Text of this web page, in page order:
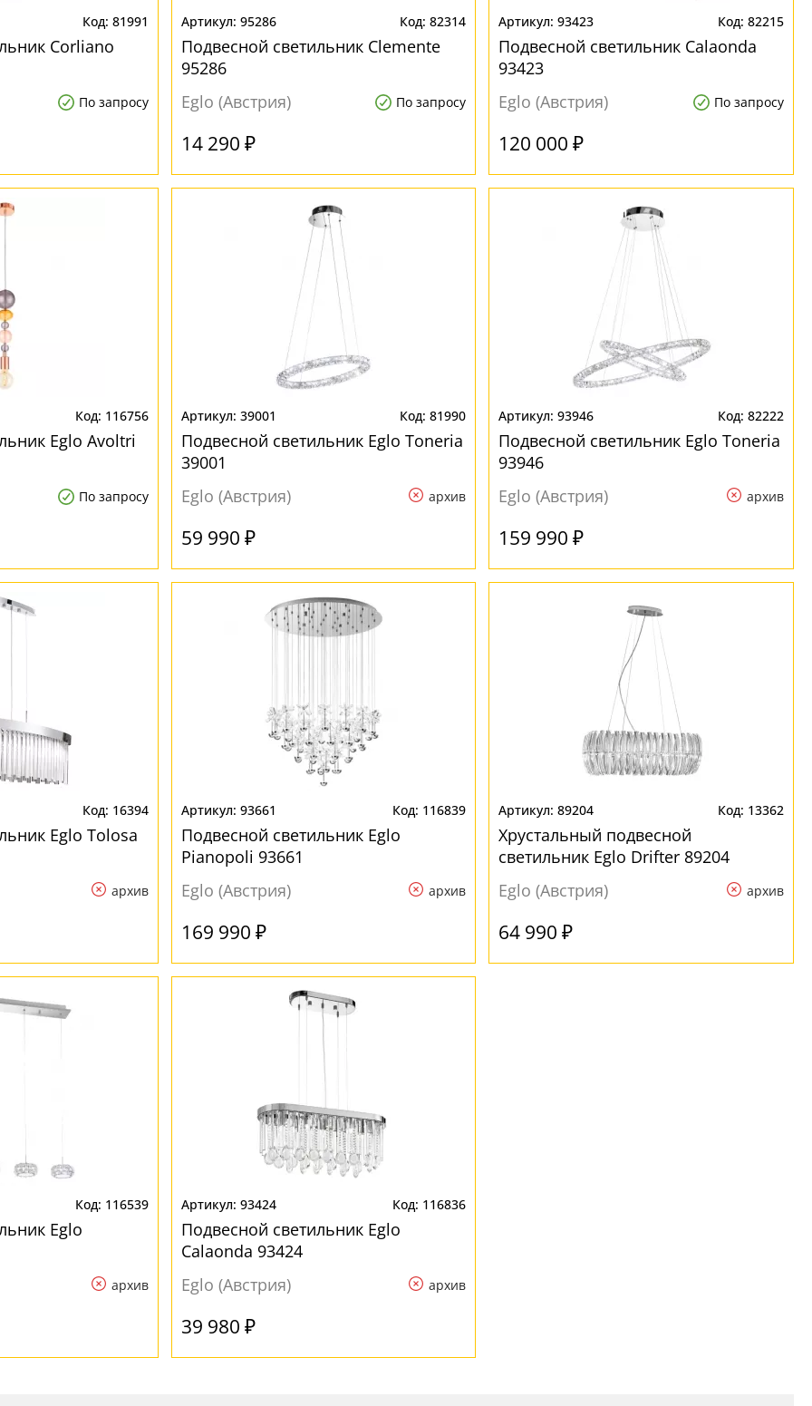
81991
Corliano
По запросу
95286 82314
Подвесной светильник Clemente
95286
Eglo (Австрия)
По запросу
14 290 ₽
93423 82215
Подвесной светильник Calaonda
93423
Eglo (Австрия)
По запросу
120 000 ₽
116756
Eglo Avoltri
По запросу
39001 81990
Подвесной светильник Eglo Toneria
39001
Eglo (Австрия)
архив
59 990 ₽
93946 82222
Подвесной светильник Eglo Toneria
93946
Eglo (Австрия)
архив
159 990 ₽
16394
Eglo Tolosa
архив
93661 116839
Подвесной светильник Eglo
Pianopoli 93661
Eglo (Австрия)
архив
169 990 ₽
89204 13362
Хрустальный подвесной
светильник Eglo Drifter 89204
Eglo (Австрия)
архив
64 990 ₽
116539
Eglo
архив
93424 116836
Подвесной светильник Eglo
Calaonda 93424
Eglo (Австрия)
архив
39 980 ₽